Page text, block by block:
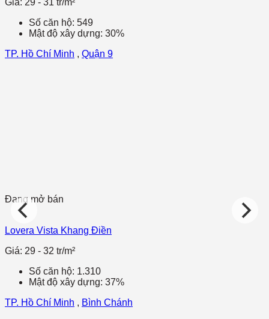
Giá: 29 - 31 tr/m²
Số căn hộ: 549
Mật độ xây dựng: 30%
TP. Hồ Chí Minh , Quận 9
Đang mở bán
Lovera Vista Khang Điền
Giá: 29 - 32 tr/m²
Số căn hộ: 1.310
Mật độ xây dựng: 37%
TP. Hồ Chí Minh , Bình Chánh